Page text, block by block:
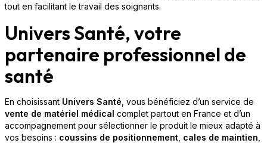
tout en facilitant le travail des soignants.
Univers Santé, votre
partenaire professionnel de
santé
En choisissant Univers Santé , vous bénéficiez d’un service de
vente de matériel médical complet partout en France et d’un
accompagnement pour sélectionner le produit le mieux adapté à
vos besoins : coussins de positionnement cales de maintien